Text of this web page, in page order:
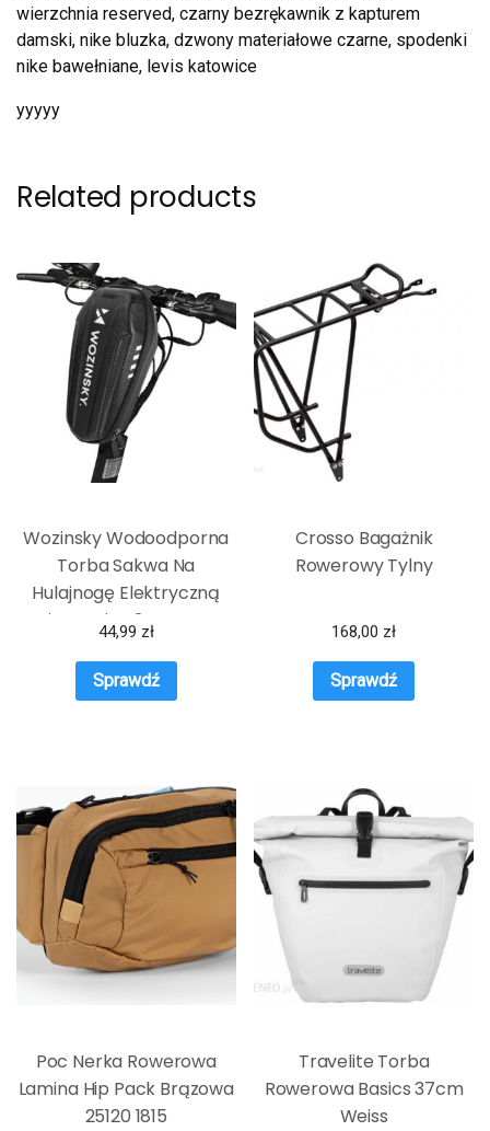
wierzchnia reserved, czarny bezrękawnik z kapturem
damski, nike bluzka, dzwony materiałowe czarne, spodenki
nike bawełniane, levis katowice
yyyyy
Related products
Wozinsky Wodoodporna
Torba Sakwa Na
Hulajnogę Elektryczną
Kierownicę 2L Czarny
Wsb3Bk – 63975-Uniw
44,99 zł
Sprawdź
Crosso Bagażnik
Rowerowy Tylny
168,00 zł
Sprawdź
Poc Nerka Rowerowa
Lamina Hip Pack Brązowa
25120 1815
Travelite Torba
Rowerowa Basics 37cm
Weiss